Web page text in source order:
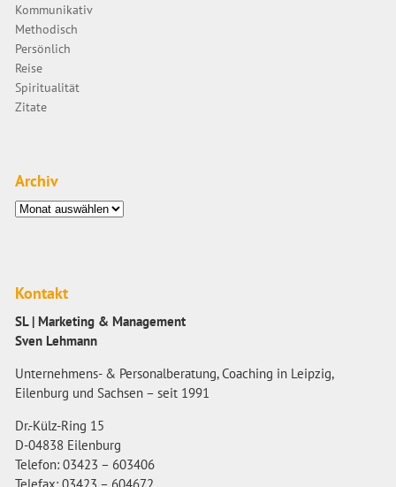
Kommunikativ
Methodisch
Persönlich
Reise
Spiritualität
Zitate
Archiv
Archiv
Kontakt
SL | Marketing & Management
Sven Lehmann
Unternehmens- & Personalberatung, Coaching in Leipzig,
Eilenburg und Sachsen – seit 1991
Dr.-Külz-Ring 15
D-04838 Eilenburg
Telefon: 03423 – 603406